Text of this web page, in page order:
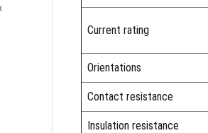
Current rating
Orientations
Contact resistance
Insulation resistance